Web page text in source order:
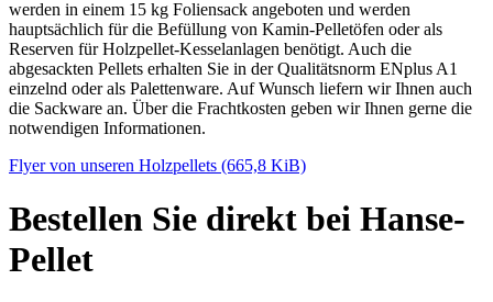
werden in einem 15 kg Foliensack angeboten und werden
hauptsächlich für die Befüllung von Kamin-Pelletöfen oder als
Reserven für Holzpellet-Kesselanlagen benötigt. Auch die
abgesackten Pellets erhalten Sie in der Qualitätsnorm ENplus A1
einzelnd oder als Palettenware. Auf Wunsch liefern wir Ihnen auch
die Sackware an. Über die Frachtkosten geben wir Ihnen gerne die
notwendigen Informationen.
Flyer von unseren Holzpellets (665,8 KiB)
Bestellen Sie direkt bei Hanse-
Pellet